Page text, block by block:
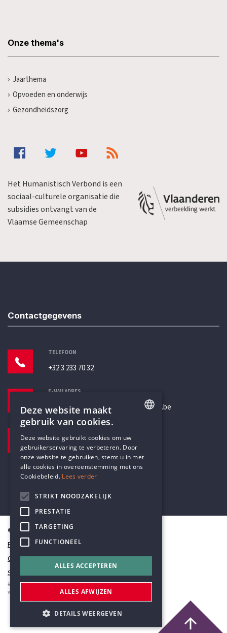
Onze thema's
Jaarthema
Opvoeden en onderwijs
Gezondheidszorg
Het Humanistisch Verbond is een
sociaal-culturele organisatie die
subsidies ontvangt van de
Vlaamse Gemeenschap
Contactgegevens
TELEFOON
+32 3 233 70 32
E-MAILADRES
secretariaat@humanistischverbond.be
Pottenbrug 4
Antwerpen, 2000
© Humanistisch Verbond 2026
Privacy
Cookiestatement
Sitemap
#codedwithlove byCodelines
webapplicaties
mobiele apps&maatwerk websites
DUTCH
Deze website maakt
gebruik van cookies.
Deze website gebruikt cookies om uw
gebruikerservaring te verbeteren. Door
onze website te gebruiken, stemt u in met
alle cookies in overeenstemming met ons
Cookiebeleid. Lees verder
STRIKT NOODZAKELIJK
PRESTATIE
TARGETING
FUNCTIONEEL
ALLES ACCEPTEREN
ALLES AFWIJZEN
DETAILS WEERGEVEN